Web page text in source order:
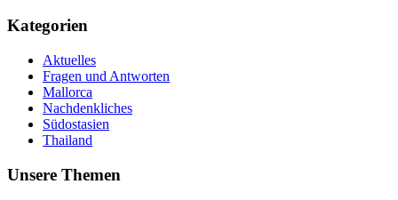
Kategorien
Aktuelles
Fragen und Antworten
Mallorca
Nachdenkliches
Südostasien
Thailand
Unsere Themen